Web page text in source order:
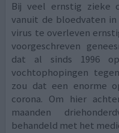
Bij veel ernstig zieke
vanuit de bloedvaten
virus te overleven
voorgeschreven
dat al sinds 1996
vochtophopingen
zou dat een enorme
corona. Om hier
maanden
behandeld met het